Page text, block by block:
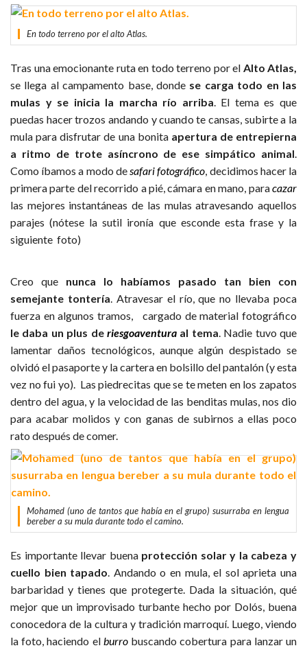
En todo terreno por el alto Atlas.
Tras una emocionante ruta en todo terreno por el Alto Atlas,
se llega al campamento base, donde se carga todo en las
mulas y se inicia la marcha río arriba. El tema es que
puedas hacer trozos andando y cuando te cansas, subirte a la
mula para disfrutar de una bonita apertura de entrepierna
a ritmo de trote asíncrono de ese simpático animal.
Como íbamos a modo desafari fotográfico, decidimos hacer la
primera parte del recorrido a pié, cámara en mano, paracazar
las mejores instantáneas de las mulas atravesando aquellos
parajes (nótese la sutil ironía que esconde esta frase y la
siguiente foto)
Creo que nunca lo habíamos pasado tan bien con
semejante tontería. Atravesar el río, que no llevaba poca
fuerza en algunos tramos, cargado de material fotográfico
le daba un plus de riesgoaventura al tema. Nadie tuvo que
lamentar daños tecnológicos, aunque algún despistado se
olvidó el pasaporte y la cartera en bolsillo del pantalón (y esta
vez no fui yo). Las piedrecitas que se te meten en los zapatos
dentro del agua, y la velocidad de las benditas mulas, nos dio
para acabar molidos y con ganas de subirnos a ellas poco
rato después de comer.
Mohamed (uno de tantos que había en el grupo) susurraba en lengua
bereber a su mula durante todo el camino.
Es importante llevar buena protección solar y la cabeza y
cuello bien tapado. Andando o en mula, el sol aprieta una
barbaridad y tienes que protegerte. Dada la situación, qué
mejor que un improvisado turbante hecho por Dolós, buena
conocedora de la cultura y tradición marroquí. Luego, viendo
la foto, haciendo el burrobuscando cobertura para lanzar un